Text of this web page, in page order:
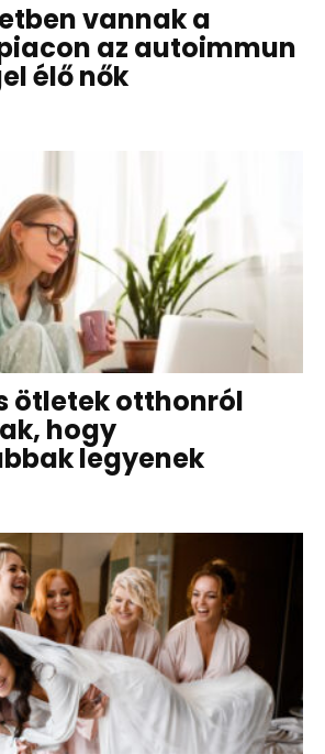
vannak a
az autoimmun
élő nők
ötletek otthonról
hogy
legyenek